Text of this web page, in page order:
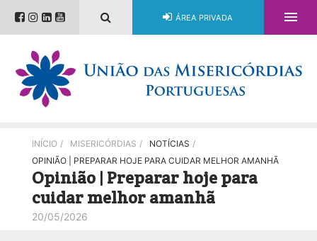
ÁREA PRIVADA 
INÍCIO / MISERICÓRDIAS / NOTÍCIAS /
OPINIÃO | PREPARAR HOJE PARA CUIDAR MELHOR AMANHÃ
Opinião | Preparar hoje para
cuidar melhor amanhã
20/05/2026